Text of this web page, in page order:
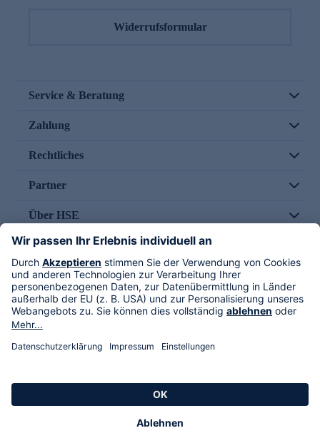
Widerrufsformular
Service & Beratung
Zahlung
Rechtliches
Partner
Über HSE
Im TV
HSE International